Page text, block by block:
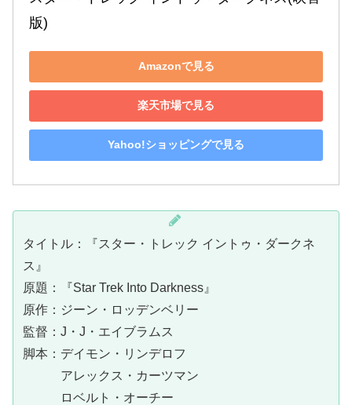
版)
Amazonで見る
楽天市場で見る
Yahoo!ショッピングで見る
タイトル：『スター・トレック イントゥ・ダークネ
ス』
原題：『Star Trek Into Darkness』
原作：ジーン・ロッデンベリー
監督：J・J・エイブラムス
脚本：デイモン・リンデロフ
アレックス・カーツマン
ロベルト・オーチー